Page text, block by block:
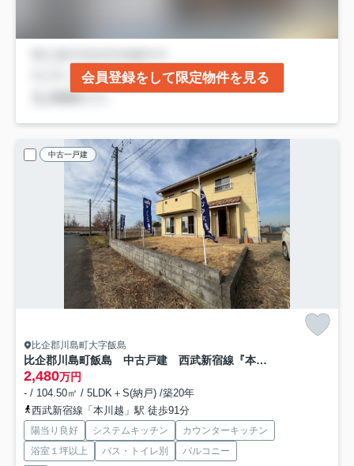
会員登録をして限定物件を見る
中古一戸建
比企郡川島町大字飯島
比企郡川島町飯島 中古戸建 西武新宿線『本川越駅』徒歩91分 【伊草小学区】
2,480万円
- / 104.50㎡ / 5LDK＋S(納戸) /築20年
西武新宿線「本川越」駅 徒歩91分
陽当り良好 システムキッチン
カウンターキッチン
浴室１坪以上
バス・トイレ別
バルコニー